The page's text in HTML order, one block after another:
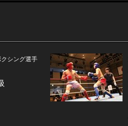
シング選手